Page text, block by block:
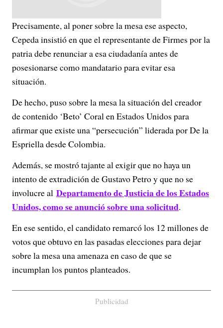
Precisamente, al poner sobre la mesa ese aspecto,
Cepeda insistió en que el representante de Firmes por la
patria debe renunciar a esa ciudadanía antes de
posesionarse como mandatario para evitar esa
situación.
De hecho, puso sobre la mesa la situación del creador
de contenido ‘Beto’ Coral en Estados Unidos para
afirmar que existe una “persecución” liderada por De la
Espriella desde Colombia.
Además, se mostró tajante al exigir que no haya un
intento de extradición de Gustavo Petro y que no se
involucre al Departamento de Justicia de los Estados
Unidos, como se anunció sobre una solicitud.
En ese sentido, el candidato remarcó los 12 millones de
votos que obtuvo en las pasadas elecciones para dejar
sobre la mesa una amenaza en caso de que se
incumplan los puntos planteados.
Publicidad